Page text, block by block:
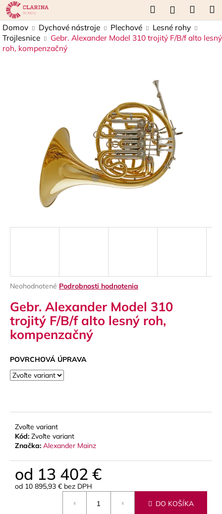
Prejsť
na
obsah
Hľadať
košík
Domov Dychové nástroje Plechové
Lesné rohy
Trojlesnice
Gebr. Alexander Model 310 trojitý F/B/f alto lesný
roh, kompenzačný
Priemerné
produktu
je
0,0
z
5
Neohodnotené Podrobnosti hodnotenia
Gebr. Alexander Model 310
trojitý F/B/f alto lesný roh,
kompenzačný
POVRCHOVÁ ÚPRAVA
Zvoľte variant
Kód: Zvoľte variant
Značka: Alexander Mainz
od 13 402 €
od 10 895,93 € bez DPH
DO KOŠÍKA
K
o
š
Späť
Späť
Č
ť
?
HĽADAŤ
O
o
ú